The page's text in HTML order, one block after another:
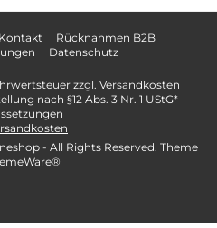
Kontakt
Rücknahmen B2B
Datenschutz
zzgl. Versandkosten
nach §12 Abs. 3 Nr. 1 UStG*
- All Rights Reserved. Theme